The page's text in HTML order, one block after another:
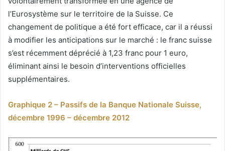
l’Eurosystème sur le territoire de la Suisse. Ce
changement de politique a été fort efficace, car il a réussi
à modifier les anticipations sur le marché : le franc suisse
s’est récemment déprécié à 1,23 franc pour 1 euro,
éliminant ainsi le besoin d’interventions officielles
supplémentaires.
Graphique 2 – Passifs de la Banque Nationale Suisse,
décembre 1996 – décembre 2012